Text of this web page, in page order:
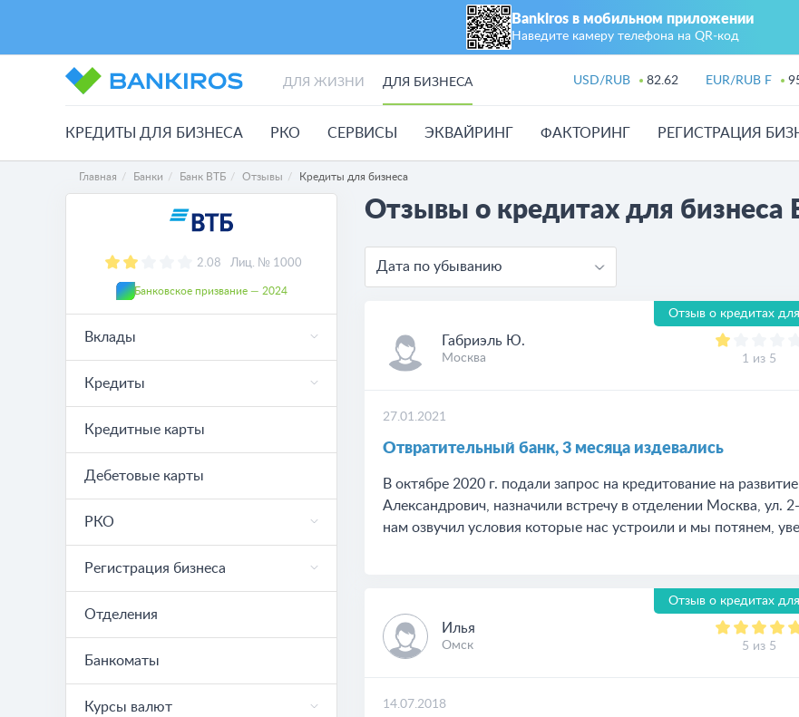
Bankiros в мобильном приложении
Наведите камеру телефона на QR‑код
ДЛЯ ЖИЗНИ ДЛЯ БИЗНЕСА USD/RUB 82.62 EUR/RUB F
КРЕДИТЫ ДЛЯ БИЗНЕСА РКО СЕРВИСЫ ЭКВАЙРИНГ ФАКТОРИНГ РЕГИСТРАЦИЯ
Главная Банки Банк ВТБ Отзывы Кредиты для бизнеса
2.08 Лиц. № 1000
Банковское призвание — 2024
Вклады
Кредиты
Кредитные карты
Дебетовые карты
РКО
Регистрация бизнеса
Отделения
Банкоматы
Курсы валют
Отзывы о кредитах для бизнеса
Дата по убыванию
Отзыв о кредитах
Габриэль Ю.
Москва 1 из 5
27.01.2021
Отвратительный банк, 3 месяца издевались
В октябре 2020 г. подали запрос на кредитование на
Александрович, назначили встречу в отделении Москва,
нам озвучил условия которые нас устроили и мы потянем,
Отзыв о кредитах
Илья
Омск 5 из 5
14.07.2018